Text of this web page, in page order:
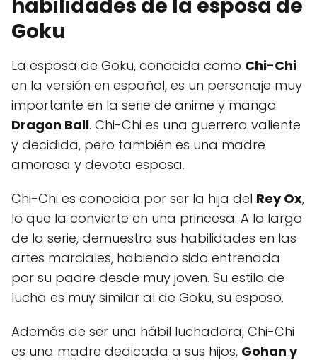
habilidades de la esposa de
Goku
La esposa de Goku, conocida como Chi-Chi
en la versión en español, es un personaje muy
importante en la serie de anime y manga
Dragon Ball. Chi-Chi es una guerrera valiente
y decidida, pero también es una madre
amorosa y devota esposa.
Chi-Chi es conocida por ser la hija del Rey Ox,
lo que la convierte en una princesa. A lo largo
de la serie, demuestra sus habilidades en las
artes marciales, habiendo sido entrenada
por su padre desde muy joven. Su estilo de
lucha es muy similar al de Goku, su esposo.
Además de ser una hábil luchadora, Chi-Chi
es una madre dedicada a sus hijos, Gohan y